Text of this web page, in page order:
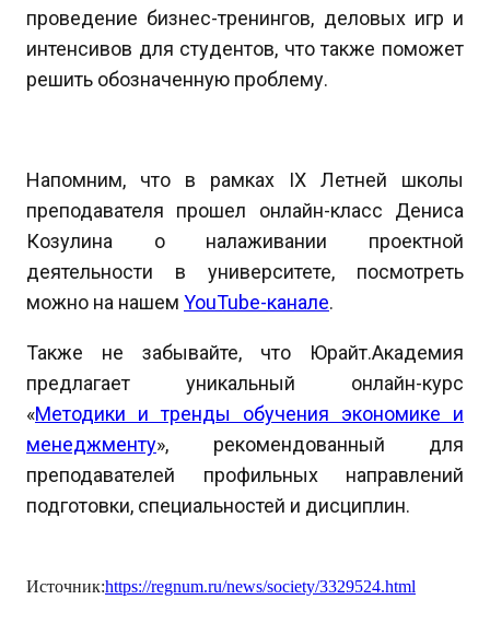
проведение бизнес-тренингов, деловых игр и
интенсивов для студентов, что также поможет
решить обозначенную проблему.
Напомним, что в рамках IX Летней школы
преподавателя прошел онлайн-класс Дениса
Козулина о налаживании проектной
деятельности в университете, посмотреть
можно на нашем YouTube-канале.
Также не забывайте, что Юрайт.Академия
предлагает уникальный онлайн-курс
«Методики и тренды обучения экономике и
менеджменту», рекомендованный для
преподавателей профильных направлений
подготовки, специальностей и дисциплин.
Источник:https://regnum.ru/news/society/3329524.html